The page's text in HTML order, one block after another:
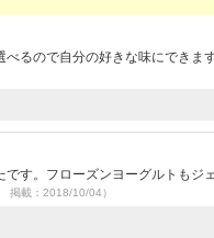
るので自分の好きな味にできま
す。フローズンヨーグルトもジ
掲載：2018/10/04）